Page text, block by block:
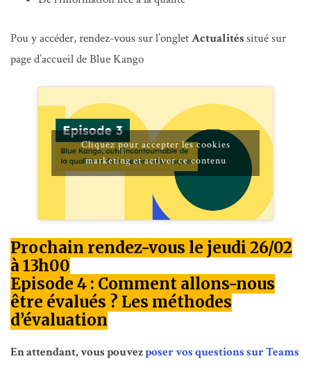
Pou y accéder, rendez-vous sur l’ongletActualitéssitué sur
page d’accueil de Blue Kango
Cliquez pour accepter les cookies
marketing et activer ce contenu
Prochain rendez-vous le jeudi 26/02
à 13h00
Episode 4 : Comment allons-nous
être évalués ? Les méthodes
d’évaluation
En attendant, vous pouvezposer vos questions sur Teams